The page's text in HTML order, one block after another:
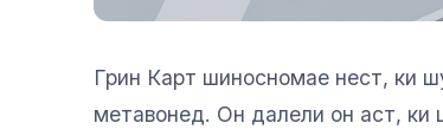
Грин Карт шиносномае нест, ки
метавонед. Он далели он аст,